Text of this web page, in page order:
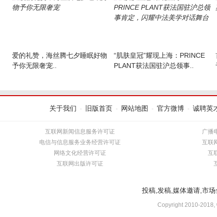
爱的礼赞，海丝腾七夕睡眠好物
予你无限奢宠..
“肌肤皇冠”耀现上海：PRINCE
PLANT获法国驻沪总领事..
关于我们 - 旧版首页 - 网站地图 - 官方微博 - 诚聘英
互联网新闻信息服务许可证
电信与信息服务业务经营许可证
网络文化经营许可证
互联网出版许可证
广播
互联
互
投稿,发稿,媒体邀请,市
Copyright 2010-2018,